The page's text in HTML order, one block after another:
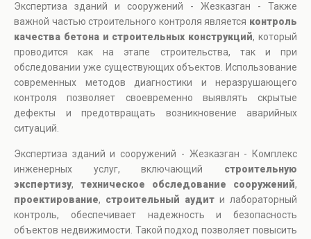
Экспертиза зданий и сооружений - Жезказган - Также
важной частью строительного контроля является контроль
качества бетона и строительных конструкций, который
проводится как на этапе строительства, так и при
обследовании уже существующих объектов. Использование
современных методов диагностики и неразрушающего
контроля позволяет своевременно выявлять скрытые
дефекты и предотвращать возникновение аварийных
ситуаций.
Экспертиза зданий и сооружений - Жезказган - Комплекс
инженерных услуг, включающий строительную
экспертизу, техническое обследование сооружений,
проектирование, строительный аудит и лабораторный
контроль, обеспечивает надежность и безопасность
объектов недвижимости. Такой подход позволяет повысить